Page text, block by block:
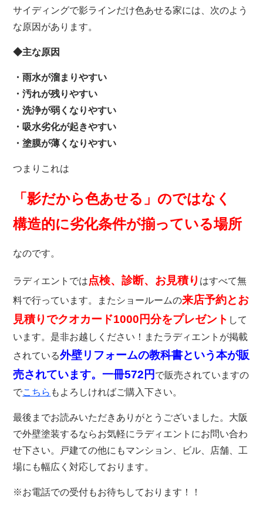
サイディングで影ラインだけ色あせる家には、次のよう
な原因があります。
◆主な原因
・雨水が溜まりやすい
・汚れが残りやすい
・洗浄が弱くなりやすい
・吸水劣化が起きやすい
・塗膜が薄くなりやすい
つまりこれは
「影だから色あせる」のではなく
構造的に劣化条件が揃っている場所
なのです。
ラディエントでは点検、診断、お見積り はすべて無
料で行っています。またショールームの来店予約とお
見積りでクオカード1000円分をプレゼント して
います。是非お越しください！またラディエントが掲載
されている外壁リフォームの教科書という本が販
売されています。一冊572円 で販売されていますの
でこちら もよろしければご購入下さい。
最後までお読みいただきありがとうございました。大阪
で外壁塗装するならお気軽にラディエントにお問い合わ
せ下さい。戸建ての他にもマンション、ビル、店舗、工
場にも幅広く対応しております。
※お電話での受付もお待ちしております！！